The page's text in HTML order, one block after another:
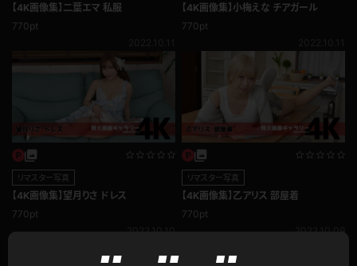
【4K画像集】二葉エマ 私服
770pt
【4K画像集】小梅えな チアガール
770pt
リマスター写真
【4K画像集】望月りさ ドレス
770pt
2022.10.10
リマスター写真
【4K画像集】乙アリス 部屋着
770pt
2022.10.09